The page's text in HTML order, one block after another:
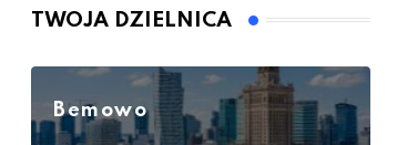
TWOJA DZIELNICA
Bemowo